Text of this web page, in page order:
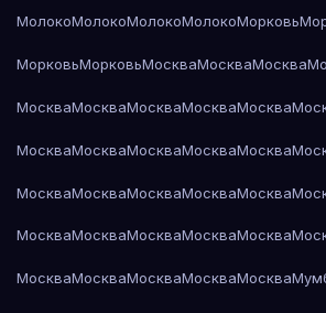
МолокоМолокоМолокоМолокоМорковь
МорковьМорковьМоскваМоскваМосква
МоскваМоскваМоскваМоскваМосква
МоскваМоскваМоскваМоскваМосква
МоскваМоскваМоскваМоскваМосква
МоскваМоскваМоскваМоскваМосква
МоскваМоскваМоскваМоскваМосква